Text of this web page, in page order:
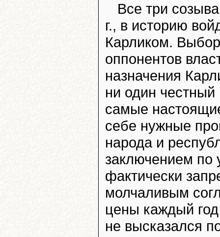
Все три
г., в историю
Карликом.
оппонентов
назначения
ни один
самые
себе нужные
народа и
заключением по
фактически
молчаливым
цены каждый год
не высказался